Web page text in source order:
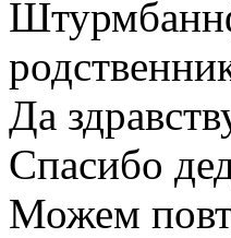
Да
Спасибо
Можем